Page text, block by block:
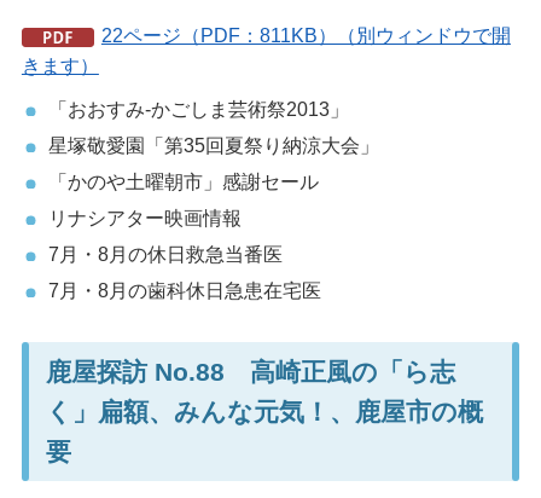
22ページ（PDF：811KB）（別ウィンドウで開
きます）
「おおすみ-かごしま芸術祭2013」
星塚敬愛園「第35回夏祭り納涼大会」
「かのや土曜朝市」感謝セール
リナシアター映画情報
7月・8月の休日救急当番医
7月・8月の歯科休日急患在宅医
鹿屋探訪 No.88 高崎正風の「ら志
く」扁額、みんな元気！、鹿屋市の概
要